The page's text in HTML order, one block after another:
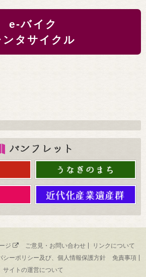
e-バイク
ンタサイクル
ジ ご意見・お問い合わせ
リンクについて
シーポリシー及び、個人情報保護方針
免責事項
サイトの運営について